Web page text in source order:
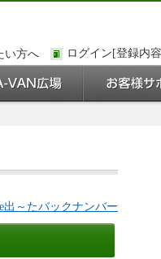
い方へ
出～たバックナンバー